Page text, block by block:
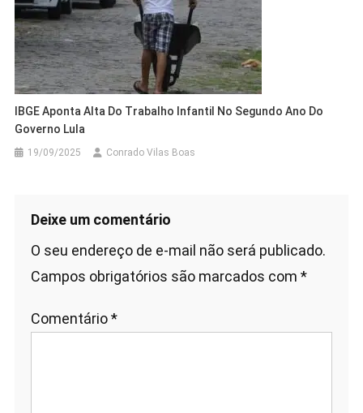
IBGE Aponta Alta Do Trabalho Infantil No Segundo Ano Do
Governo Lula
19/09/2025 Conrado Vilas Boas
Deixe um comentário
O seu endereço de e-mail não será publicado.
Campos obrigatórios são marcados com *
Comentário*